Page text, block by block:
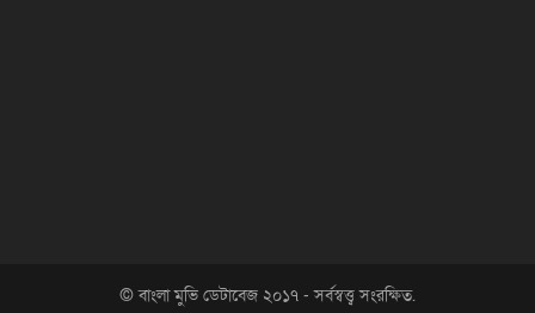
© বাংলা মুভি ডেটাবেজ ২০১৭ - সর্বস্বত্ত্ব সংরক্ষিত.